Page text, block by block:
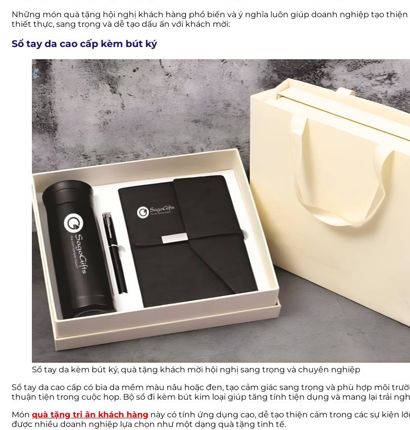
Những món quà tặng hội nghị khách hàng phổ biến và ý nghĩa luôn giúp doanh nghiệp tạo
thiết thực, sang trọng và dễ tạo dấu ấn với khách mời:
Sổ tay da cao cấp kèm bút ký
Sổ tay da kèm bút ký, quà tặng khách mời hội nghị sang trọng và chuyên nghiệp
Sổ tay da cao cấp có bìa da mềm màu nâu hoặc đen, tạo cảm giác sang trọng và phù hợp môi
thuận tiện trong cuộc họp. Bộ sổ đi kèm bút kim loại giúp tăng tính tiện dụng và mang lại trải
Món quà tặng tri ân khách hàng này có tính ứng dụng cao, dễ tạo thiện cảm trong các sự kiện
được nhiều doanh nghiệp lựa chọn như một dạng quà tặng tinh tế.